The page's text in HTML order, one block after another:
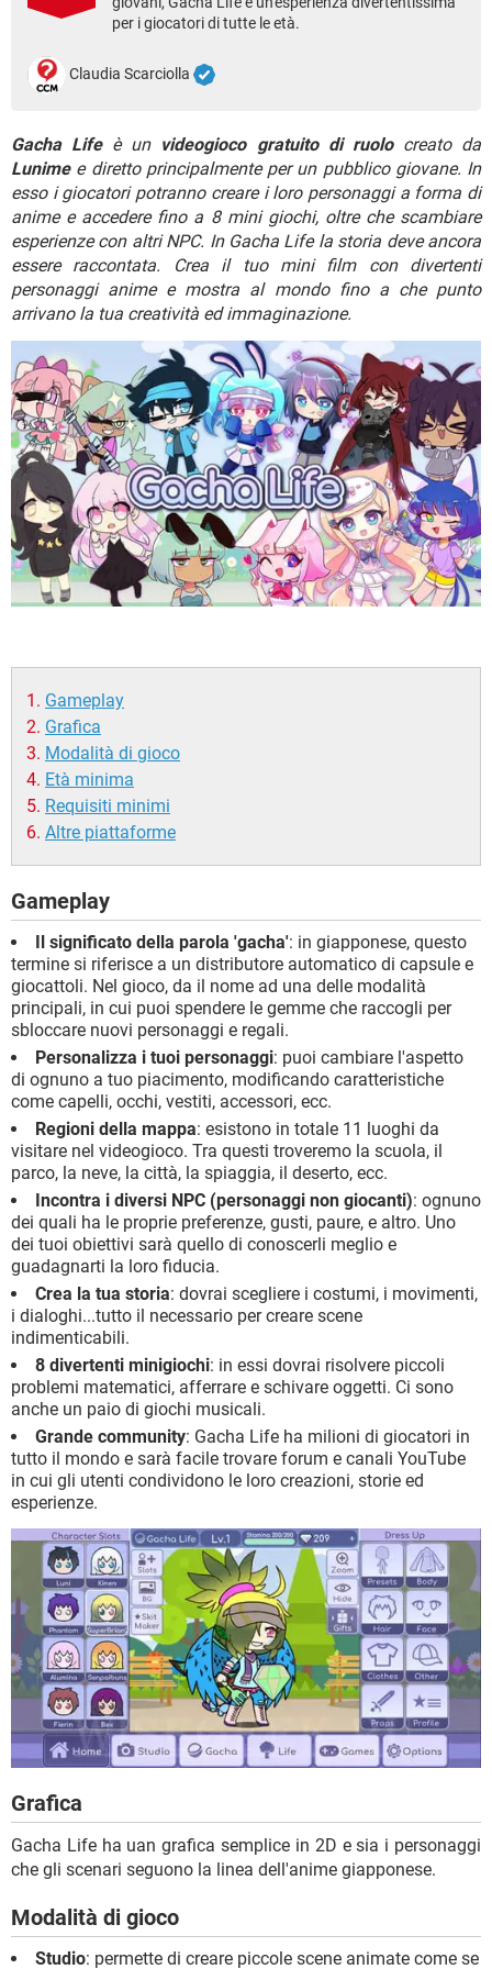
TIKTOK FACEBOOK
per i giocatori di tutte le età.
Claudia Scarciolla
Gacha Lifeè un videogioco gratuito di ruolocreato da
Lunimee diretto principalmente per un pubblico giovane. In
esso i giocatori potranno creare i loro personaggi a forma di
anime e accedere fino a 8 mini giochi, oltre che scambiare
esperienze con altri NPC. In Gacha Life la storia deve ancora
essere raccontata. Crea il tuo mini film con divertenti
personaggi anime e mostra al mondo fino a che punto
arrivano la tua creatività ed immaginazione.
Gameplay
Grafica
Modalità di gioco
Età minima
Requisiti minimi
Altre piattaforme
Gameplay
Il significato della parola 'gacha': in giapponese, questo
termine si riferisce a un distributore automatico di capsule e
giocattoli. Nel gioco, da il nome ad una delle modalità
principali, in cui puoi spendere le gemme che raccogli per
sbloccare nuovi personaggi e regali.
Personalizza i tuoi personaggi: puoi cambiare l'aspetto
di ognuno a tuo piacimento, modificando caratteristiche
come capelli, occhi, vestiti, accessori, ecc.
Regioni della mappa: esistono in totale 11 luoghi da
visitare nel videogioco. Tra questi troveremo la scuola, il
parco, la neve, la città, la spiaggia, il deserto, ecc.
Incontra i diversi NPC (personaggi non giocanti): ognuno
dei quali ha le proprie preferenze, gusti, paure, e altro. Uno
dei tuoi obiettivi sarà quello di conoscerli meglio e
guadagnarti la loro fiducia.
Crea la tua storia: dovrai scegliere i costumi, i movimenti,
i dialoghi...tutto il necessario per creare scene
indimenticabili.
8 divertenti minigiochi: in essi dovrai risolvere piccoli
problemi matematici, afferrare e schivare oggetti. Ci sono
anche un paio di giochi musicali.
Grande community: Gacha Life ha milioni di giocatori in
tutto il mondo e sarà facile trovare forum e canali YouTube
in cui gli utenti condividono le loro creazioni, storie ed
esperienze.
Grafica
Gacha Life ha uan grafica semplice in 2D e sia i personaggi
che gli scenari seguono la linea dell'anime giapponese.
Modalità di gioco
Studio: permette di creare piccole scene animate come se